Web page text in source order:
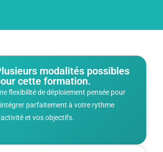
modalités possibles
cette formation.
flexibilité de déploiement pensée pour
parfaitement à votre rythme
et vos objectifs.